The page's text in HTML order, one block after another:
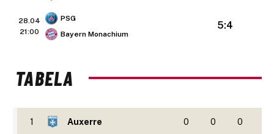
28.04
21:00
PSG
Bayern Monachium
5:4
TABELA
1 Auxerre 0 0 0